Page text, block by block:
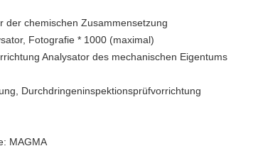
der chemischen Zusammensetzung
Fotografie * 1000 (maximal)
Analysator des mechanischen Eigentums
Durchdringeninspektionsprüfvorrichtung
MAGMA